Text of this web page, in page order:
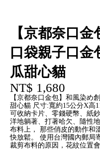
【京都奈口
口袋親子口金
瓜甜心貓
NT$ 1,680
【京都奈口金包】和風染め
甜心貓 尺寸:寬約15公分X高
可收納卡片、零錢硬幣、紙
洋地躺著、打著哈欠、隨性
布料上， 那些俏皮的動作和
快放鬆。 使用台灣國內郵局
裁剪布料的原因，花紋位置會